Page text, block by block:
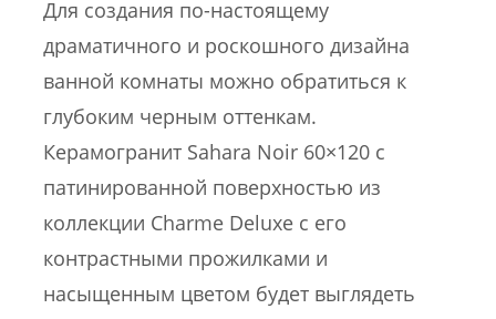
Для создания по-настоящему
драматичного и роскошного дизайна
ванной комнаты можно обратиться к
глубоким черным оттенкам.
Керамогранит Sahara Noir 60×120 с
патинированной поверхностью из
коллекции Charme Deluxe с его
контрастными прожилками и
насыщенным цветом будет выглядеть